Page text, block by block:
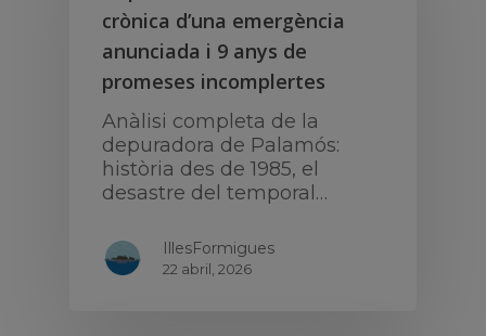
crònica d’una emergència
anunciada i 9 anys de
promeses incomplertes
Anàlisi completa de la
depuradora de Palamós:
història des de 1985, el
desastre del temporal…
IllesFormigues
22 abril, 2026